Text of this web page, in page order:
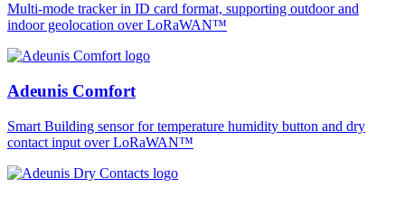
Multi-mode tracker in ID card format, supporting outdoor and
indoor geolocation over LoRaWAN™
Adeunis Comfort
Smart Building sensor for temperature humidity button and dry
contact input over LoRaWAN™